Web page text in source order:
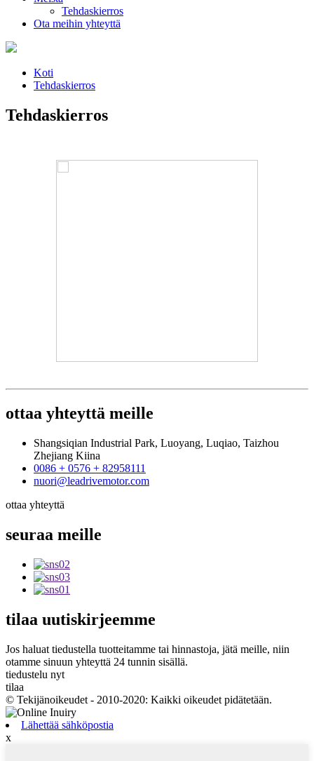
Tehdaskierros
Ota meihin yhteyttä
Koti
Tehdaskierros
Tehdaskierros
ottaa yhteyttä meille
Shangsiqian Industrial Park, Luoyang, Luqiao, Taizhou
Zhejiang Kiina
0086 + 0576 + 82958111
nuori@leadrivemotor.com
ottaa yhteyttä
seuraa meille
tilaa uutiskirjeemme
Jos haluat tiedustella tuotteitamme tai hinnastoja, jätä meille, niin
otamme sinuun yhteyttä 24 tunnin sisällä.
tiedustelu nyt
tilaa
© Tekijänoikeudet - 2010-2020: Kaikki oikeudet pidätetään.
Lähettää sähköpostia
x